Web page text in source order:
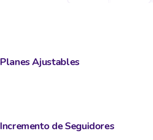
Planes Ajustables
Incremento de Seguidores